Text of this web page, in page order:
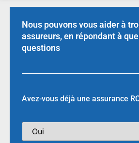
Nous pouvons vous aider à
assureurs, en répondant à
questions
Avez-vous déjà une assurance